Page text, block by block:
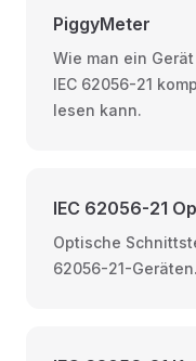
PiggyMeter
Wie man ein
IEC 62056-21
lesen kann.
IEC 62056-21
Optische
62056-21-Geräten.